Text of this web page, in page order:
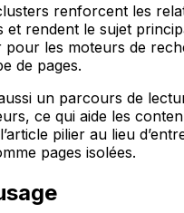
renforcent les
et rendent le sujet
les moteurs de
de pages.
un parcours de
ce qui aide les
pilier au lieu
pages isolées.